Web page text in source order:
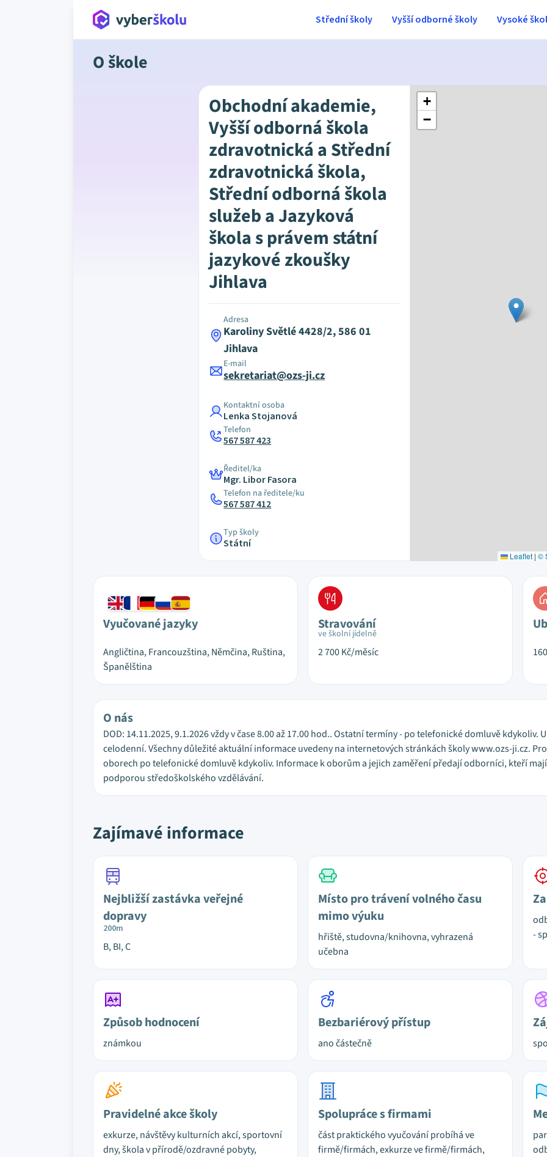
Střední školy Vyšší odborné školy Vysoké
O škole
Obchodní akademie,
Vyšší odborná škola
zdravotnická a Střední
zdravotnická škola,
Střední odborná škola
služeb a Jazyková
škola s právem státní
jazykové zkoušky
Jihlava
Adresa
Karoliny Světlé 4428/2, 586 01
Jihlava
E-mail
sekretariat@ozs-ji.cz
Kontaktní osoba
Lenka Stojanová
Telefon
567 587 423
Ředitel/ka
Mgr. Libor Fasora
Telefon na ředitele/ku
567 587 412
Typ školy
Státní
+
−
Leaflet | ©
Vyučované jazyky
Angličtina, Francouzština, Němčina, Ruština,
Španělština
Stravování
ve školní jídelně
2 700Kč/měsíc
O nás
DOD: 14.11.2025, 9.1.2026 vždy v čase 8.00 až 17.00 hod.. Ostatní termíny - po telefonické domluvě kdykoliv.
celodenní. Všechny důležité aktuální informace uvedeny na internetových stránkách školy www.ozs-ji.cz.
oborech po telefonické domluvě kdykoliv. Informace k oborům a jejich zaměření předají odborníci, kteří
podporou středoškolského vzdělávání.
Zajímavé informace
Nejbližší zastávka veřejné
dopravy
200m
B, BI, C
Místo pro trávení volného času
mimo výuku
hřiště, studovna/knihovna, vyhrazená
učebna
-
Způsob hodnocení
známkou
Bezbariérový přístup
ano částečně
Pravidelné akce školy
exkurze, návštěvy kulturních akcí, sportovní
dny, škola v přírodě/ozdravné pobyty,
Spolupráce s firmami
část praktického vyučování probíhá ve
firmě/firmách, exkurze ve firmě/firmách,